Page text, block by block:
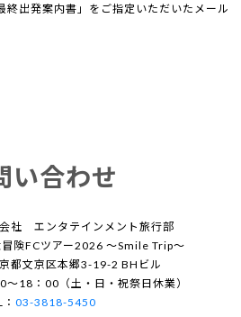
終出発案内書」をご指定いただいたメール
い合わせ
会社 エンタテインメント旅行部
険FCツアー2026 ～Smile Trip～
都文京区本郷3-19-2 BHビル
18：00（土・日・祝祭日休業）
03-3818-5450